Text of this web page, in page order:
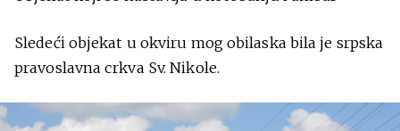
Sledeći objekat u okviru mog obilaska bila je srpska
pravoslavna crkva Sv. Nikole.